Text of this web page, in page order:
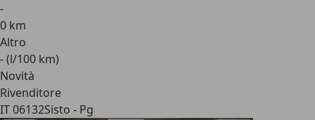
-
0 km
Altro
- (l/100 km)
Novità
Rivenditore
IT 06132Sisto - Pg